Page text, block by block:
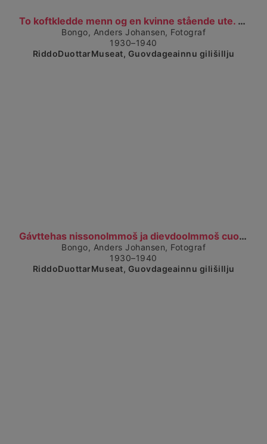
To koftkledde menn og en kvinne stående ute. Guokt...
Čájet dárkkes dieđuid
Bongo, Anders Johansen, Fotograf
1930–1940
RiddoDuottarMuseat, Guovdageainnu gilišillju
Gávttehas nissonolmmoš ja dievdoolmmoš cuoccuba bo...
Čájet dárkkes dieđuid
Bongo, Anders Johansen, Fotograf
1930–1940
RiddoDuottarMuseat, Guovdageainnu gilišillju